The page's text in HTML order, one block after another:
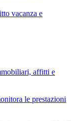
vacanza e
affitti e
le prestazioni